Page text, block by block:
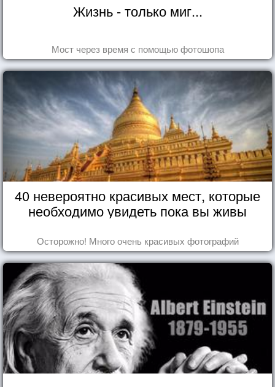
Жизнь - только миг...
Мост через время с помощью фотошопа
40 невероятно красивых мест, которые
необходимо увидеть пока вы живы
Осторожно! Много очень красивых фотографий